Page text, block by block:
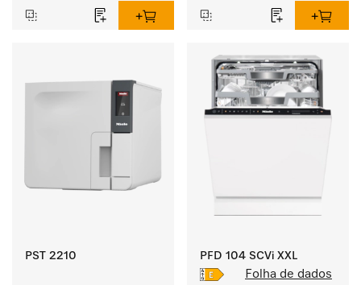
PST 2210 PFD 104 SCVi XXL
Folha de dados